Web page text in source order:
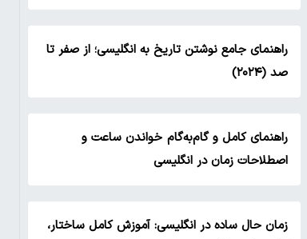
راهنمای جامع نوشتن تاریخ به انگلیسی؛ از صفر تا
صد (۲۰۲۴)
راهنمای کامل و گام‌به‌گام خواندن ساعت و
اصطلاحات زمان در انگلیسی
زمان حال ساده در انگلیسی: آموزش کامل ساختار،